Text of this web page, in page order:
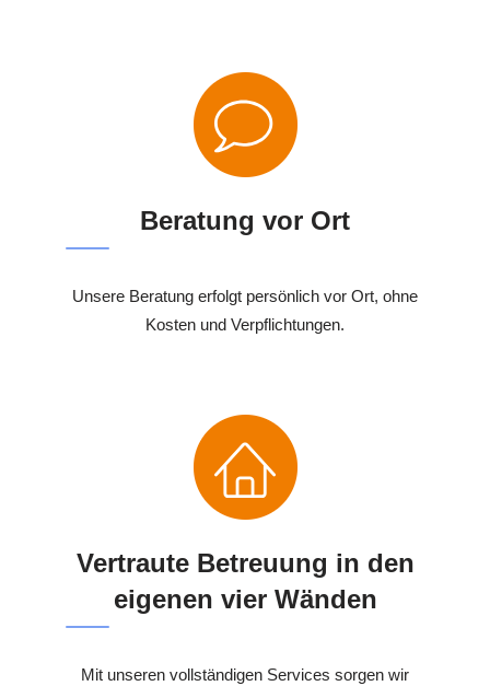
Beratung vor Ort
Unsere Beratung erfolgt persönlich vor Ort, ohne
Kosten und Verpflichtungen.
Vertraute Betreuung in den
eigenen vier Wänden
Mit unseren vollständigen Services sorgen wir